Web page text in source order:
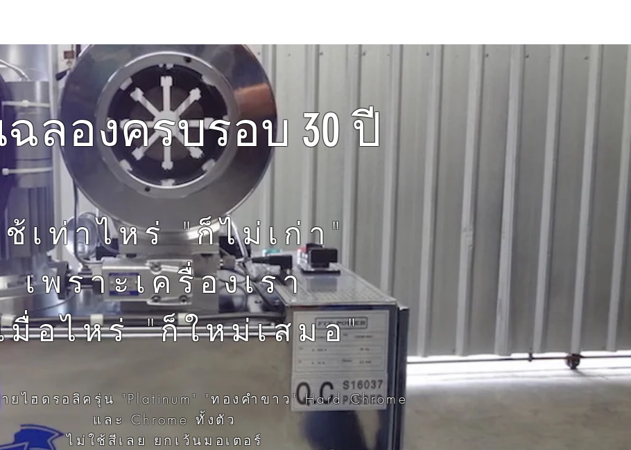
ลองครบรอบ 30 ปี
เท่าไหร่ "ก็ไม่เก่า"
เพราะเครื่องเรา
มื่อไหร่ "ก็ใหม่เสมอ"
ยไฮดรอลิครุ่น "Platinum" "ทองคำขาว" Hard Chrome
และ Chrome ทั้งตัว
ไม่ใช้สีเลย ยกเว้นมอเตอร์